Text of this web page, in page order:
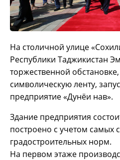
На столичной улице
Республики Таджикистан
торжественной
символическую ленту,
предприятие «Дунёи нав».
Здание предприятия
построено с учетом самых
градостроительных норм.
На первом этаже